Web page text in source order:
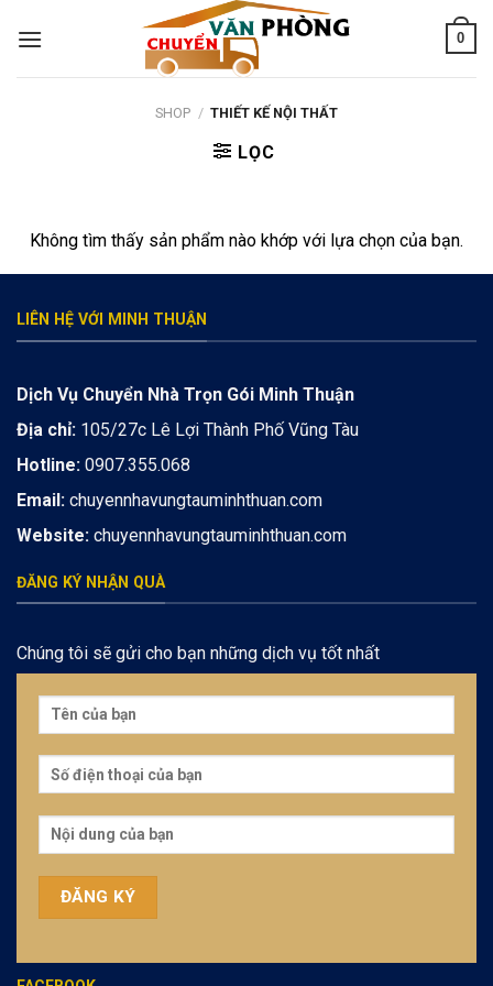
0
SHOP / THIẾT KẾ NỘI THẤT
LỌC
Không tìm thấy sản phẩm nào khớp với lựa chọn của bạn.
LIÊN HỆ VỚI MINH THUẬN
Dịch Vụ Chuyển Nhà Trọn Gói Minh Thuận
Địa chỉ: 105/27c Lê Lợi Thành Phố Vũng Tàu
Hotline: 0907.355.068
Email: chuyennhavungtauminhthuan.com
Website: chuyennhavungtauminhthuan.com
ĐĂNG KÝ NHẬN QUÀ
Chúng tôi sẽ gửi cho bạn những dịch vụ tốt nhất